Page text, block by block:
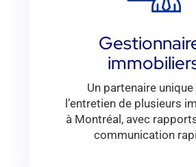
Un partenaire
l’entretien de plusieurs
à Montréal, avec
communication